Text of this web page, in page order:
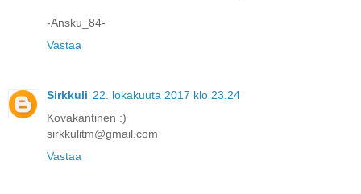
-Ansku_84-
Vastaa
Sirkkuli 22. lokakuuta 2017 klo 23.24
Kovakantinen :)
sirkkulitm@gmail.com
Vastaa